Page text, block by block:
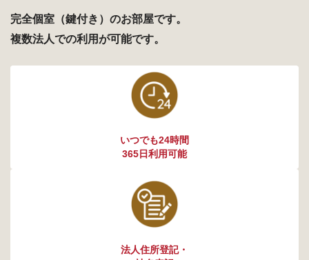
完全個室（鍵付き）のお部屋です。
複数法人での利用が可能です。
いつでも24時間
365日利用可能
法人住所登記・